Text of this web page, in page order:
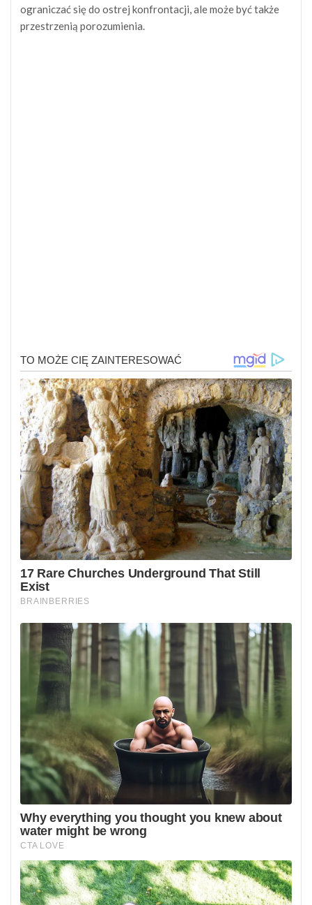
ograniczać się do ostrej konfrontacji, ale może być także
przestrzenią porozumienia.